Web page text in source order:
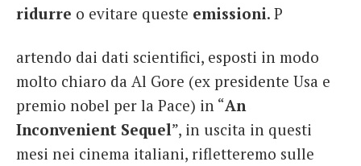
ridurre o evitare queste emissioni. P
artendo dai dati scientifici, esposti in modo
molto chiaro da Al Gore (ex presidente Usa e
premio nobel per la Pace) in “An
Inconvenient Sequel”, in uscita in questi
mesi nei cinema italiani, rifletteremo sulle